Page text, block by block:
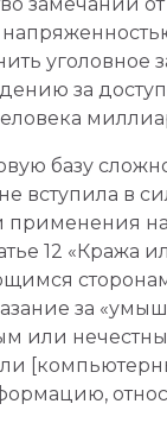
уголовное
за
базу
вступила в
применения
12
за
или